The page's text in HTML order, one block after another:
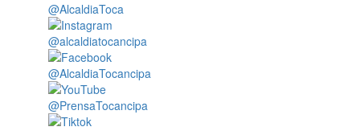
@AlcaldiaToca
@alcaldiatocancipa
@AlcaldiaTocancipa
@PrensaTocancipa